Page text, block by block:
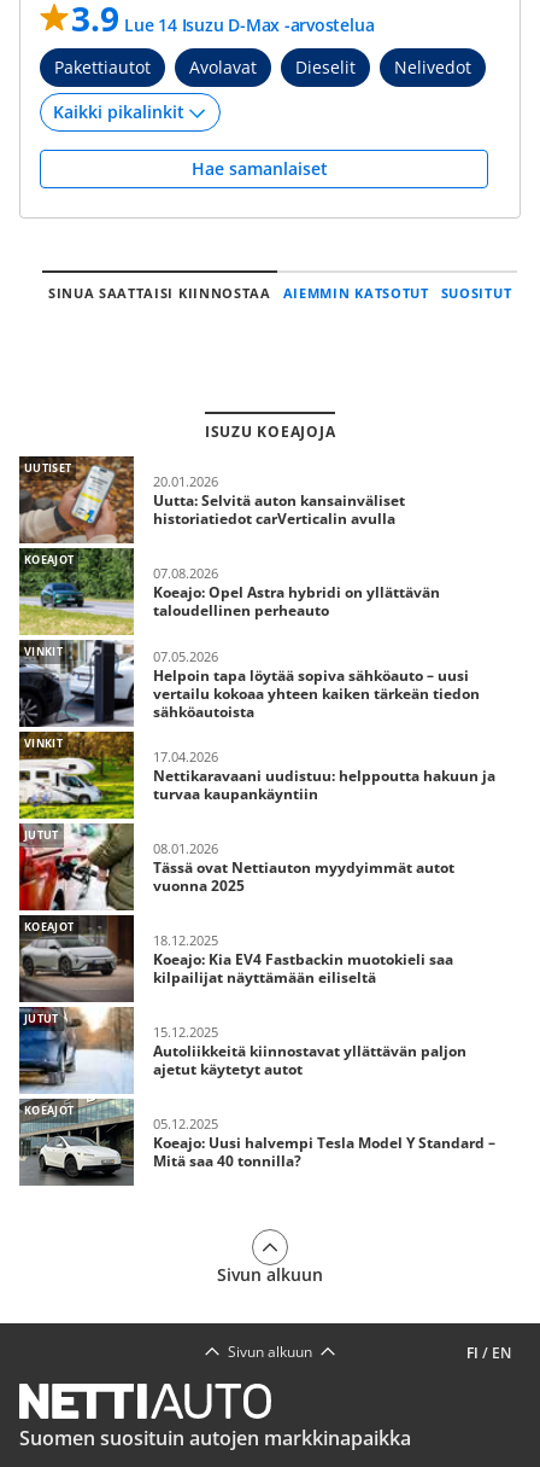
3.9 Lue 14 Isuzu D-Max -arvostelua
Pakettiautot
Avolavat Dieselit Nelivedot
Hae samanlaiset
SINUA SAATTAISI KIINNOSTAA AIEMMIN KATSOTUT SUOSITUT
ISUZU KOEAJOJA
UUTISET
20.01.2026
Uutta: Selvitä auton kansainväliset
historiatiedot carVerticalin avulla
KOEAJOT
07.08.2026
Koeajo: Opel Astra hybridi on yllättävän
taloudellinen perheauto
VINKIT 07.05.2026
Helpoin tapa löytää sopiva sähköauto – uusi
vertailu kokoaa yhteen kaiken tärkeän tiedon
sähköautoista
VINKIT
17.04.2026
Nettikaravaani uudistuu: helppoutta hakuun ja
turvaa kaupankäyntiin
JUTUT
08.01.2026
Tässä ovat Nettiauton myydyimmät autot
vuonna 2025
KOEAJOT
18.12.2025
Koeajo: Kia EV4 Fastbackin muotokieli saa
kilpailijat näyttämään eiliseltä
JUTUT
15.12.2025
Autoliikkeitä kiinnostavat yllättävän paljon
ajetut käytetyt autot
KOEAJOT
05.12.2025
Koeajo: Uusi halvempi Tesla Model Y Standard –
Mitä saa 40 tonnilla?
Sivun alkuun
FI / EN
Sivun alkuun
Suomen suosituin autojen markkinapaikka